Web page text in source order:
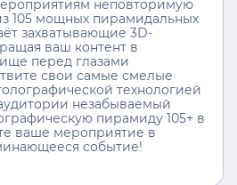
неповторимую
105 мощных пирамидальных
захватывающие 3D-
ваш контент в
перед глазами
свои самые смелые
технологией
незабываемый
пирамиду 105+ в
ваше мероприятие в
событие!